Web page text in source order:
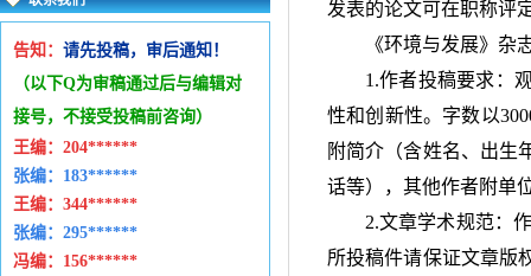
告知： 请先投稿，审后通知！
（以下Q为审稿通过后与编辑对
接号，不接受投稿前咨询）
王编： 204******
张编：183******
王编： 344******
张编：295******
冯编： 156******
发表的论文可在职称评
《环境与发展》杂
1.作者投稿要求：
性和创新性。字数以
附简介（含姓名、出生
话等），其他作者附单
2.文章学术规范：
所投稿件请保证文章版